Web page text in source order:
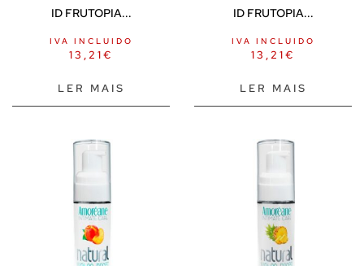
ID FRUTOPIA...
13,21€
IVA INCLUIDO
LER MAIS
ID FRUTOPIA...
13,21€
IVA INCLUIDO
LER MAIS